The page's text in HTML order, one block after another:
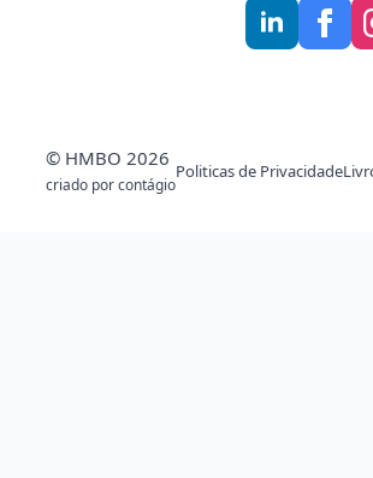
© HMBO 2026
criado por contágio
Politicas de Privacidade